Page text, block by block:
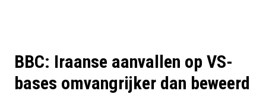
BBC: Iraanse aanvallen op VS-
bases omvangrijker dan beweerd